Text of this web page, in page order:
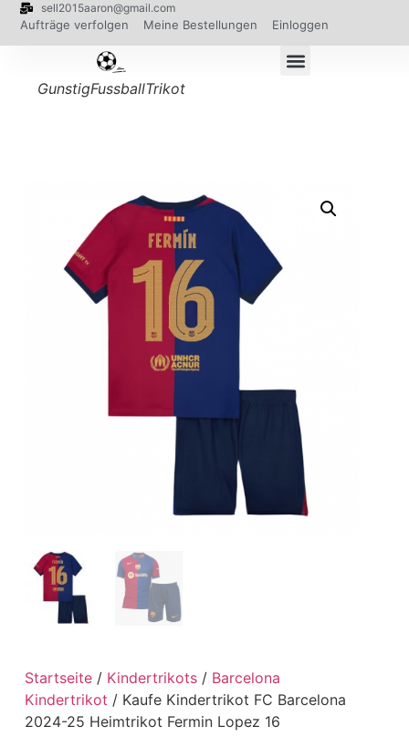
sell2015aaron@gmail.com
Aufträge verfolgen Meine Bestellungen Einloggen
GunstigFussballTrikot
Startseite/ Kindertrikots/ Barcelona
Kindertrikot / Kaufe Kindertrikot FC Barcelona
2024-25 Heimtrikot Fermin Lopez 16